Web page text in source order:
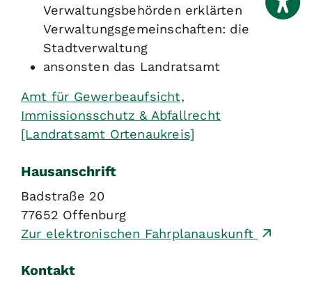
Verwaltungsbehörden erklärten
Verwaltungsgemeinschaften: die
Stadtverwaltung
ansonsten das Landratsamt
Amt für Gewerbeaufsicht,
Immissionsschutz & Abfallrecht
[Landratsamt Ortenaukreis]
Hausanschrift
Badstraße 20
77652 Offenburg
Zur elektronischen Fahrplanauskunft
Kontakt